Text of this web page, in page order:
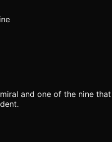
and one of the nine that